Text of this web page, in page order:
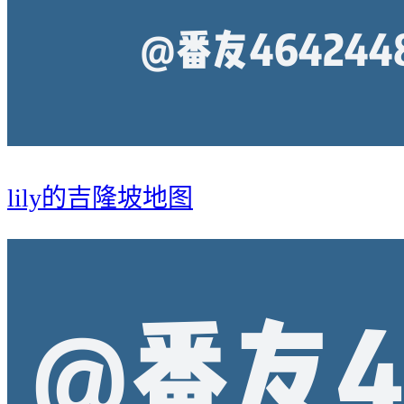
lily的吉隆坡地图